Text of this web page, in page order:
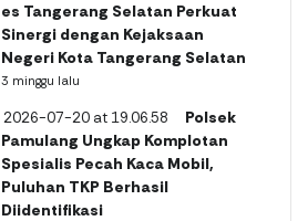
es Tangerang Selatan Perkuat
Sinergi dengan Kejaksaan
Negeri Kota Tangerang Selatan
3 minggu lalu
Polsek
Pamulang Ungkap Komplotan
Spesialis Pecah Kaca Mobil,
Puluhan TKP Berhasil
Diidentifikasi